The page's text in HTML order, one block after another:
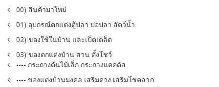
00) สินค้ามาใหม่
01) อุปกรณ์ตกแต่งตู้ปลา บ่อปลา สัตว์น้ำ
02) ของใช้ในบ้าน และเบ็ดเตล็ด
03) ของตกแต่งบ้าน สวน ตั้งโชว์
---- กระถางต้นไม้เล็ก กระถางแคคตัส
---- ของแต่งบ้านมงคล เสริมดวง เสริมโชคลาภ